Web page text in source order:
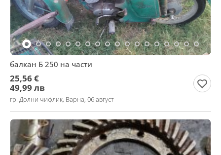
балкан Б 250 на части
25,56 €
49,99 лв
гр. Долни чифлик, Варна, 06 август